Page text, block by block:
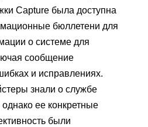
Capture была доступна
бюллетени для
о системе для
сообщение
и исправлениях.
знали о службе
ее конкретные
были